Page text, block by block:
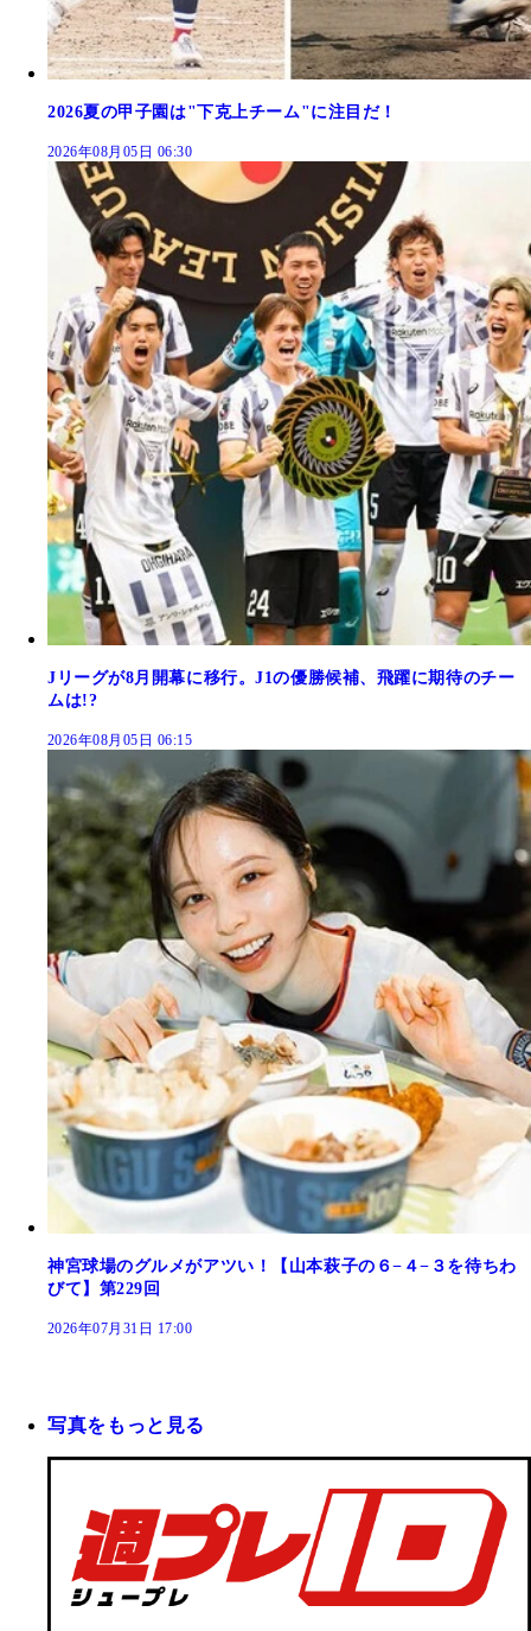
2026夏の甲子園は"下克上チーム"に注目だ！
2026年08月05日 06:30
Jリーグが8月開幕に移行。J1の優勝候補、飛躍に期待のチー
ムは!?
2026年08月05日 06:15
神宮球場のグルメがアツい！【山本萩子の６−４−３を待ちわ
びて】第229回
2026年07月31日 17:00
写真をもっと見る